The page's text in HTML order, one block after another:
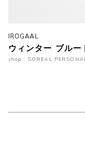
IROGAAL
ウィンター ブル
shop : SOREAL